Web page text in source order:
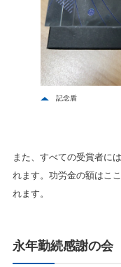
記念盾
また、すべての受賞者に
れます。功労金の額はこ
れます。
永年勤続感謝の会